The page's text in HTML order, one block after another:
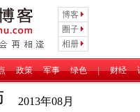
博客
圈子
相册
政策 军事 绿色 | 财经
2013年08月